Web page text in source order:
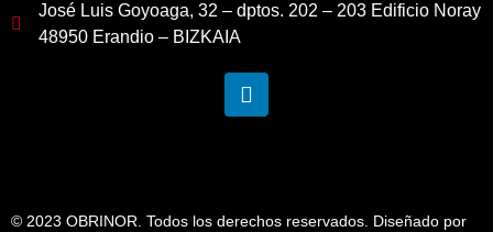
José Luis Goyoaga, 32 – dptos. 202 – 203 Edificio Noray
48950 Erandio – BIZKAIA
© 2023 OBRINOR. Todos los derechos reservados. Diseñado por